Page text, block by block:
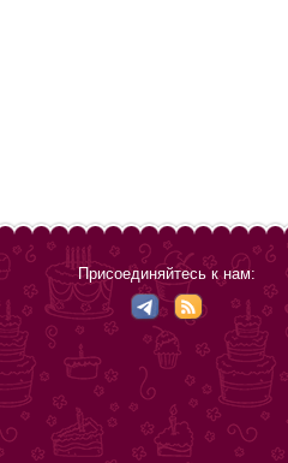
Присоединяйтесь к нам: